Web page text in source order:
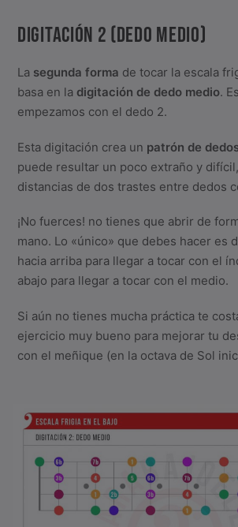
DIGITACIÓN 2 (DEDO MEDIO)
La segunda forma de tocar la escala
basa en la digitación de dedo medio.
empezamos con el dedo 2.
Esta digitación crea un patrón de
puede resultar un poco extraño y
distancias de dos trastes entre dedos
¡No fuerces! no tienes que abrir de
mano. Lo «único» que debes hacer es
hacia arriba para llegar a tocar con el
abajo para llegar a tocar con el medio.
Si aún no tienes mucha práctica te
ejercicio muy bueno para mejorar tu
con el meñique (en la octava de Sol